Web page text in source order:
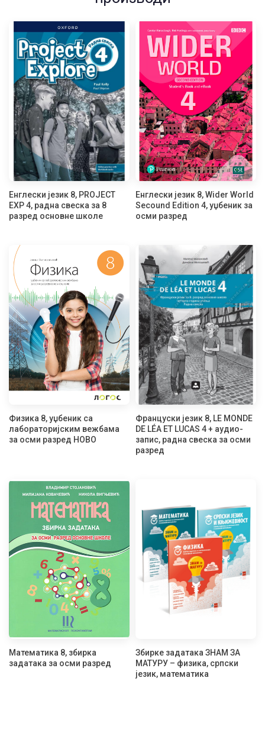
Енглески језик 8, PROJECT
EXP 4, радна свеска за 8
разред основне школе
Енглески језик 8, Wider World
Secound Edition 4, уџбеник за
осми разред
Физика 8, уџбеник са
лабораторијским вежбама
за осми разред НОВО
Француски језик 8, LE MONDE
DE LÉA ET LUCAS 4 + аудио-
запис, радна свеска за осми
разред
Математика 8, збирка
задатака за осми разред
Збирке задатака ЗНАМ ЗА
МАТУРУ – физика, српски
језик, математика